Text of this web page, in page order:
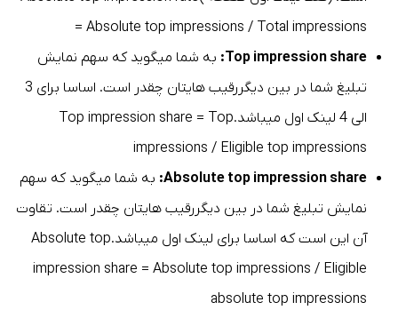
= Absolute top impressions / Total impressions
Top impression share: به شما میگوید که سهم نمایش
تبلیغ شما در بین دیگررقیب هایتان چقدر است. اساسا برای 3
الی 4 لینک اول میباشد.Top impression share = Top
impressions / Eligible top impressions
Absolute top impression share: به شما میگوید که سهم
نمایش تبلیغ شما در بین دیگررقیب هایتان چقدر است. تقاوت
آن این است که اساسا برای لینک اول میباشد.Absolute top
impression share = Absolute top impressions / Eligible
absolute top impressions